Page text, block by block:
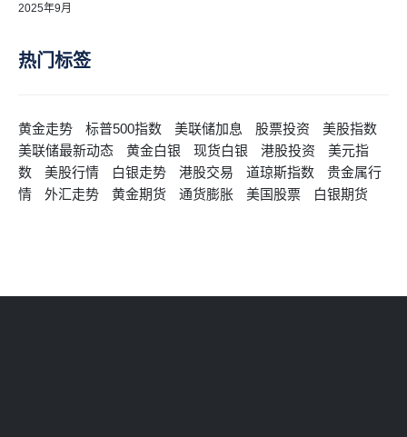
2025年9月
热门标签
黄金走势 标普500指数 美联储加息 股票投资
美股指数
美联储最新动态
黄金白银 现货白银 港股投资
美元指
数
美股行情 白银走势 港股交易 道琼斯指数
贵金属行
情
外汇走势 黄金期货 通货膨胀 美国股票 白银期货